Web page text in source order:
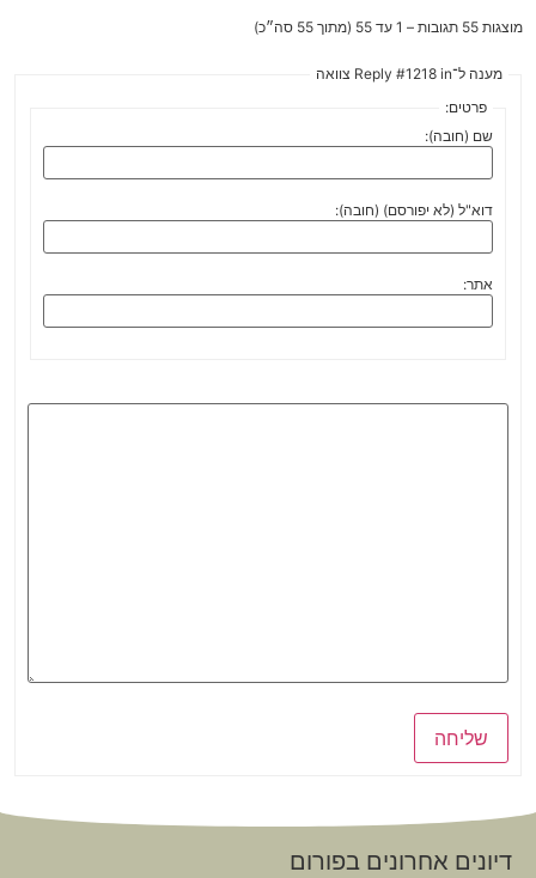
מוצגות 55 תגובות – 1 עד 55 (מתוך 55 סה״כ)
מענה ל־Reply #1218 in צוואה
פרטים:
שם (חובה):
דוא"ל (לא יפורסם) (חובה):
אתר:
שליחה
דיונים אחרונים בפורום